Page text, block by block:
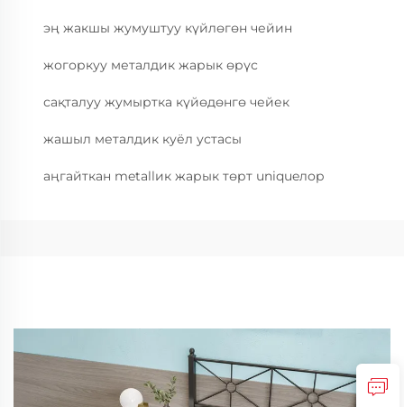
эң жакшы жумуштуу күйлөгөн чейин
жогоркуу металдик жарык өрүс
сақталуу жумыртка күйөдөнгө чейек
жашыл металдик куёл устасы
аңгайткан metallик жарык төрт uniqueлор